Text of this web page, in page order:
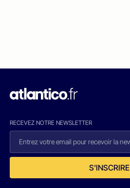
RECEVEZ NOTRE NEWSLETTER
S'INSCRIRE